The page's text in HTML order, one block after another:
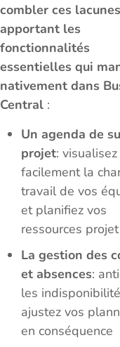
combler ces
apportant les
fonctionnalités
essentielles qui
nativement dans
Central :
Un agenda de
projet: visualisez
facilement la
travail de vos
et planifiez vos
ressources projet
La gestion des
et absences:
les
ajustez vos
en conséquence